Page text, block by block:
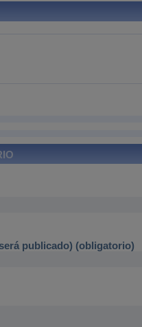
publicado) (obligatorio)